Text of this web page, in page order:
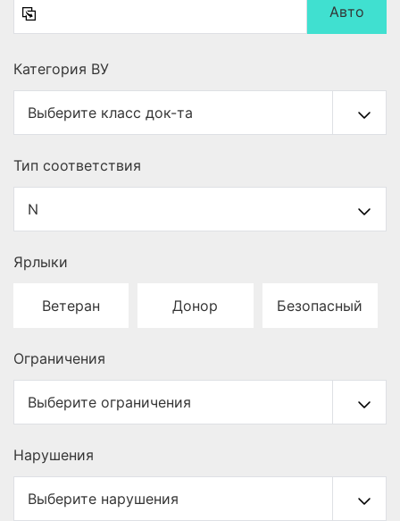
Авто
Категория ВУ
Тип cоответствия
Ярлыки
Ветеран Донор Безопасный
Ограничения
Нарушения